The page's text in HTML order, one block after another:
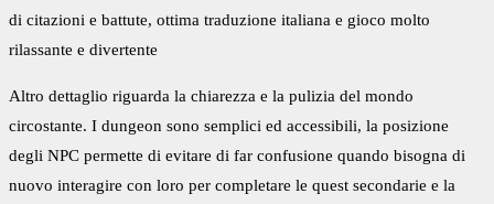
di citazioni e battute, ottima traduzione italiana e gioco molto
rilassante e divertente
Altro dettaglio riguarda la chiarezza e la pulizia del mondo
circostante. I dungeon sono semplici ed accessibili, la posizione
degli NPC permette di evitare di far confusione quando bisogna di
nuovo interagire con loro per completare le quest secondarie e la